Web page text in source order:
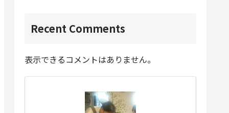
Recent Comments
表示できるコメントはありません。